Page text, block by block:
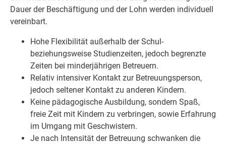
Dauer der Beschäftigung und der Lohn werden individuell
vereinbart.
Hohe Flexibilität außerhalb der Schul-
beziehungsweise Studienzeiten, jedoch begrenzte
Zeiten bei minderjährigen Betreuern.
Relativ intensiver Kontakt zur Betreuungsperson,
jedoch seltener Kontakt zu anderen Kindern.
Keine pädagogische Ausbildung, sondern Spaß,
freie Zeit mit Kindern zu verbringen, sowie Erfahrung
im Umgang mit Geschwistern.
Je nach Intensität der Betreuung schwanken die